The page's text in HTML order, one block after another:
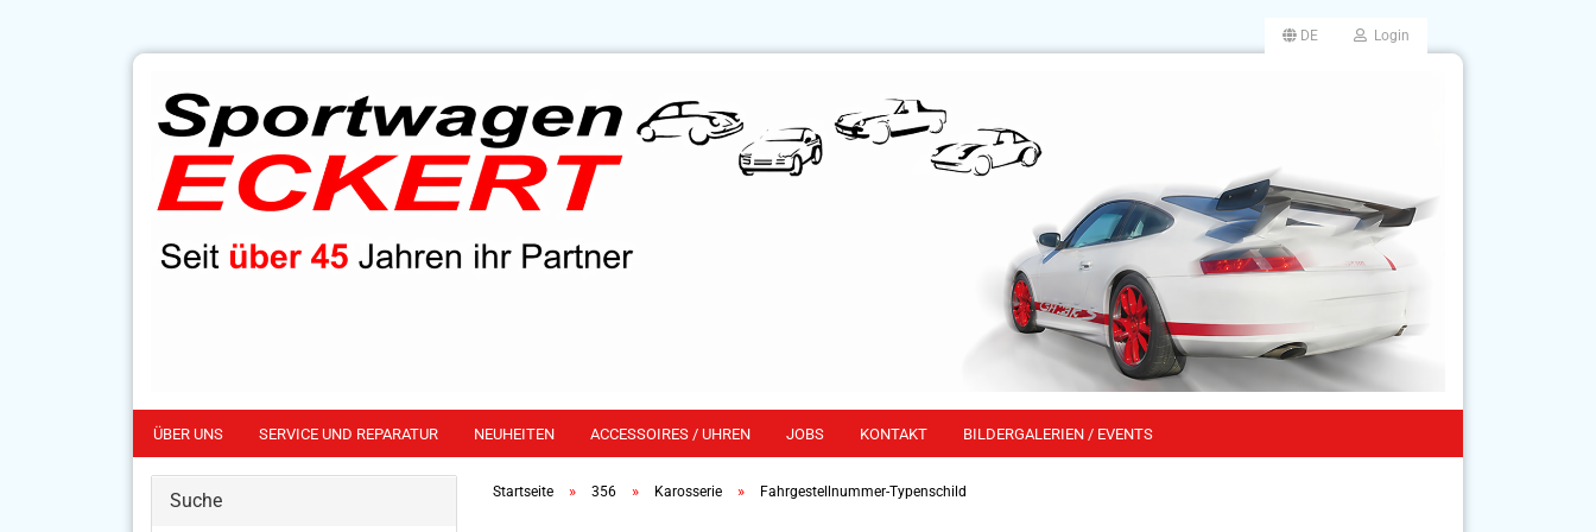
DE Login
ÜBER UNS SERVICE UND REPARATUR NEUHEITEN ACCESSOIRES / UHREN JOBS KONTAKT BILDERGALERIEN / EVENTS
Startseite » 356 » Karosserie » Fahrgestellnummer-Typenschild
Suche